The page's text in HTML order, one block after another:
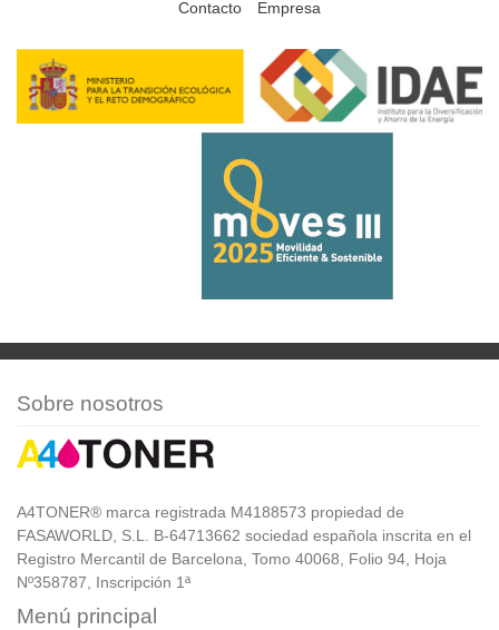
Contacto
Empresa
Sobre nosotros
A4TONER® marca registrada M4188573 propiedad de
FASAWORLD, S.L. B-64713662 sociedad española inscrita en el
Registro Mercantil de Barcelona, Tomo 40068, Folio 94, Hoja
Nº358787, Inscripción 1ª
Menú principal